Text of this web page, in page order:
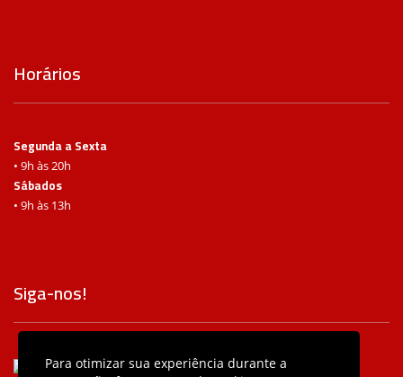
Horários
Segunda a Sexta
• 9h às 20h
Sábados
• 9h às 13h
Siga-nos!
/baterasbeatsbc
Para otimizar sua experiência durante a